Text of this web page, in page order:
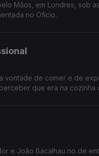
Mãos, em Londres, sob
no Ofício.
de comer e de
que era na cozinha
e João Bacalhau no de